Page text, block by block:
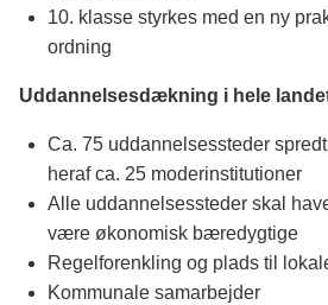
10. klasse styrkes med en ny
ordning
Uddannelsesdækning i hele
Ca. 75 uddannelsessteder
heraf ca. 25 moderinstitutioner
Alle uddannelsessteder skal
være økonomisk bæredygtige
Regelforenkling og plads til
Kommunale samarbejder